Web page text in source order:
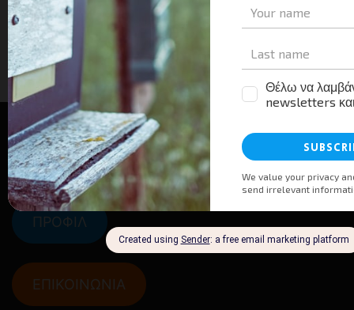
Σαν Σήμερα τον Ιούνιο
Tourism Press
01/06/2025 0
ΠΡΟΦΙΛ
ΕΠΙΚΟΙΝΩΝΙΑ